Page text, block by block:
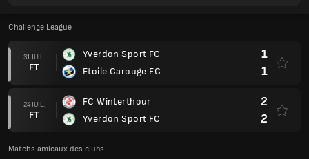
Challenge League
31 JUIL.
FT
Yverdon Sport FC
Etoile Carouge FC
1
1
24 JUIL.
FT
FC Winterthour
Yverdon Sport FC
2
2
Matchs amicaux des clubs